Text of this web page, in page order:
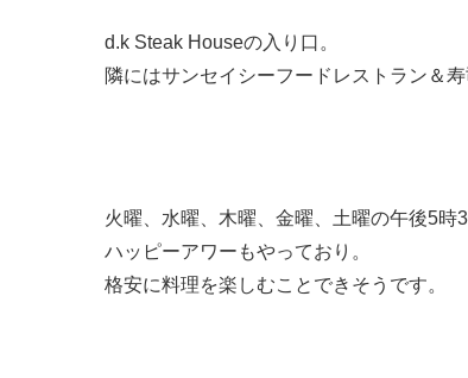
d.k Steak Houseの入り口。
隣にはサンセイシーフードレストラン＆寿
火曜、水曜、木曜、金曜、土曜の午後5時
ハッピーアワーもやっており。
格安に料理を楽しむことできそうです。